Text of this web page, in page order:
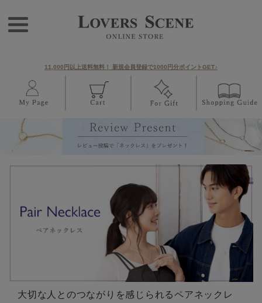
11,000円以上送料無料！ 新規会員登録で1000円分ポイントGET♪
大切な人とのつながりを感じられるペアネックレ